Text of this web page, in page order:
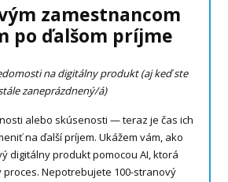
zamestnancom
po ďalšom príjme
na digitálny produkt (aj keď ste
zaneprázdnený/á)
alebo skúsenosti — teraz je čas ich
na ďalší príjem. Ukážem vám, ako
digitálny produkt pomocou AI, ktorá
proces. Nepotrebujete 100-stranový